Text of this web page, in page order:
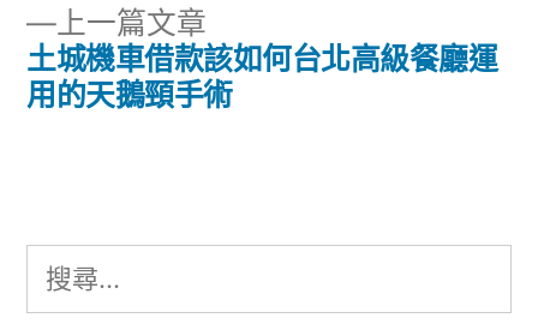
導
覽
上一篇文章
一
篇
土城機車借款該如何台北高級餐廳運
用的天鵝頸手術
搜
尋